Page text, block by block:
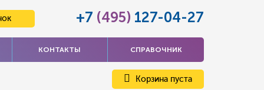
+7 (495) 127-04-27
КОНТАКТЫ СПРАВОЧНИК
Корзина пуста